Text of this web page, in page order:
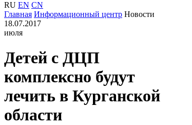
RU EN CN
Главная Информационный центр Новости
18.07.2017
июля
Детей с ДЦП
комплексно будут
лечить в Курганской
области